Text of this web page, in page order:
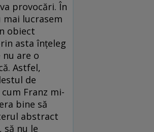
provocări. În
lucrasem
obiect
asta înțeleg
are o
Astfel,
de
Franz mi-
bine să
abstract
nu le